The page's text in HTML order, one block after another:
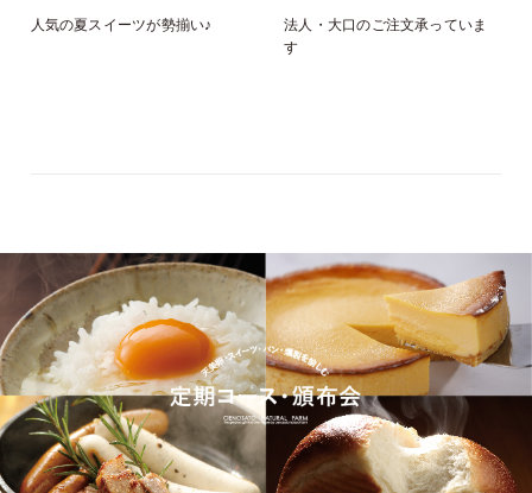
人気の夏スイーツが勢揃い♪
法人・大口のご注文承っていま
す